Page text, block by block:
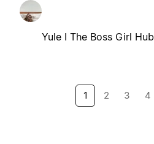
Yule I The Boss Girl Hub
1 2 3 4